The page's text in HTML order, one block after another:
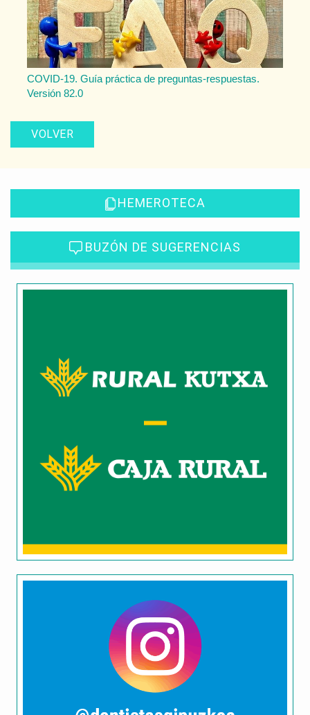
COVID-19. Guía práctica de preguntas-respuestas.
Versión 82.0
VOLVER
HEMEROTECA
BUZÓN DE SUGERENCIAS